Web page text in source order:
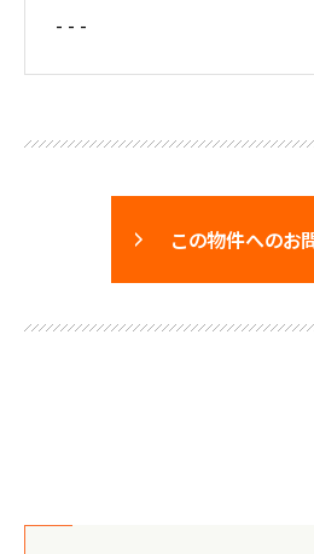
- - -
この物件へのお